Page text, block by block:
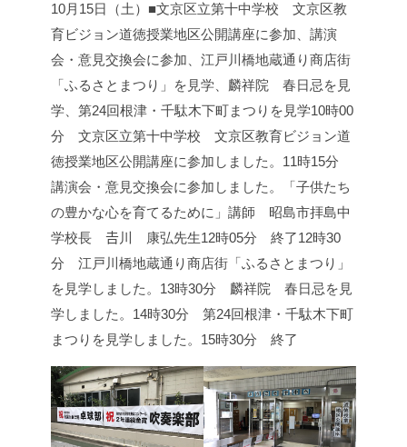
10月15日（土）■文京区立第十中学校 文京区教
育ビジョン道徳授業地区公開講座に参加、講演
会・意見交換会に参加、江戸川橋地蔵通り商店街
「ふるさとまつり」を見学、麟祥院 春日忌を見
学、第24回根津・千駄木下町まつりを見学10時00
分 文京区立第十中学校 文京区教育ビジョン道
徳授業地区公開講座に参加しました。 11時15分
講演会・意見交換会に参加しました。
「子供たち
の豊かな心を育てるために」 講師 昭島市拝島中
学校長 𠮷川 康弘先生12時05分 終了12時30
分 江戸川橋地蔵通り商店街「ふるさとまつり」
を見学しました。 13時30分 麟祥院 春日忌を見
学しました。 14時30分 第24回根津・千駄木下町
まつりを見学しました。 15時30分 終了